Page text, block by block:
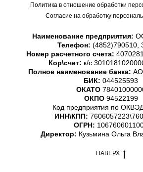
Политика в отношение обработки
Согласие на обработку
Наименование предприятия:
Телефон: (4852)790510,
Номер расчетного счета:
Кор\счет: к/с
Полное наименование банка:
БИК: 044525593
ОКАТО
ОКПО94522199
Код предприятия по
ИНН\КПП:
ОГРН:
Директор: Кузьмина Ольга
НАВЕРХ